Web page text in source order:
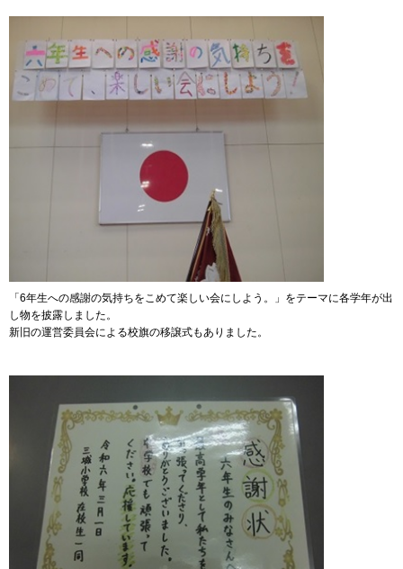
「6年生への感謝の気持ちをこめて楽しい会にしよう。」をテーマに各学年が出
し物を披露しました。
新旧の運営委員会による校旗の移譲式もありました。